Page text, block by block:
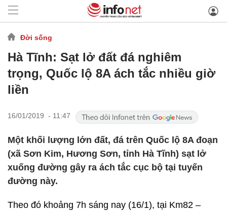
Đời sống
Hà Tĩnh: Sạt lở đất đá nghiêm
trọng, Quốc lộ 8A ách tắc nhiều giờ
liền
16/01/2019 - 11:47
Một khối lượng lớn đất, đá trên Quốc lộ 8A đoạn
(xã Sơn Kim, Hương Sơn, tỉnh Hà Tĩnh) sạt lở
xuống đường gây ra ách tắc cục bộ tại tuyến
đường này.
Theo đó khoảng 7h sáng nay (16/1), tại Km82 –